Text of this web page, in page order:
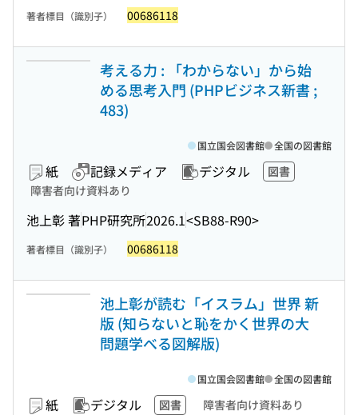
著者標目（識別子） 00686118
考える力 : 「わからない」から始
める思考入門 (PHPビジネス新書 ;
483)
紙 記録メディア デジタル
図書
障害者向け資料あり
池上彰 著PHP研究所2026.1<SB88-R90>
国立国会図書館 全国の図書館
著者標目（識別子） 00686118
池上彰が読む「イスラム」世界 新
版 (知らないと恥をかく世界の大
問題学べる図解版)
紙 デジタル 図書 障害者向け資料あり
国立国会図書館 全国の図書館